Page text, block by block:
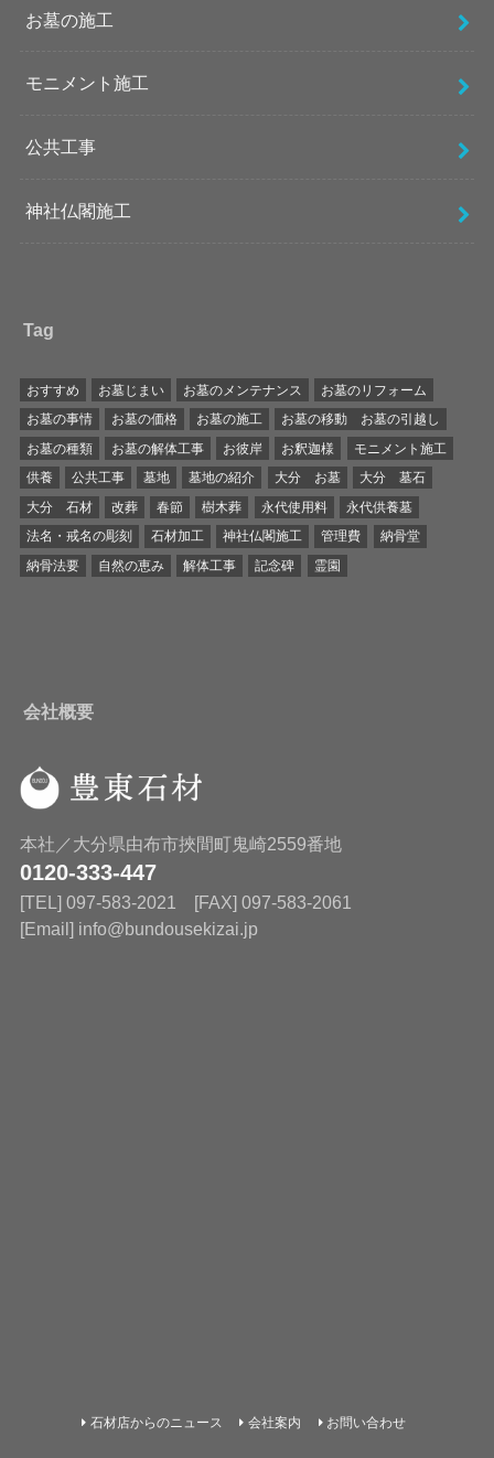
お墓の施工
モニメント施工
公共工事
神社仏閣施工
Tag
おすすめ お墓じまい お墓のメンテナンス
お墓のリフォーム
お墓の事情
お墓の価格 お墓の施工
お墓の移動 お墓の引越し
お墓の種類
お墓の解体工事 お彼岸 お釈迦様
モニメント施工
供養
公共工事 墓地 墓地の紹介 大分 お墓
大分 墓石
大分 石材
改葬 春節 樹木葬 永代使用料
永代供養墓
法名・戒名の彫刻
石材加工 神社仏閣施工 管理費
納骨堂
納骨法要
自然の恵み 解体工事 記念碑 霊園
会社概要
本社／大分県由布市挾間町鬼崎2559番地
0120-333-447
[TEL] 097-583-2021 [FAX] 097-583-2061
[Email] info@bundousekizai.jp
石材店からのニュース 会社案内 お問い合わせ